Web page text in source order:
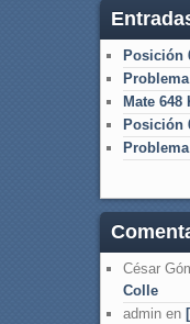
Posición
Mate 648
Posición
César
Colle
adminen